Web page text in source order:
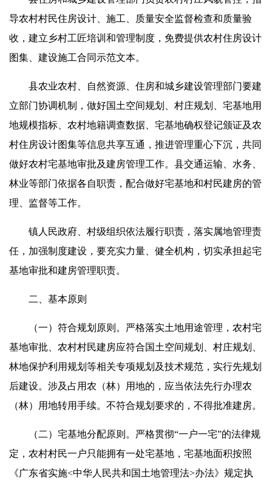
导农村村民住房设计、施工、质量安全监督检查和质量验
收，建立乡村工匠培训和管理制度，免费提供农村住房设计
图集、建设施工合同示范文本。
县农业农村、自然资源、住房和城乡建设管理部门要建
立部门协调机制，做好国土空间规划、村庄规划、宅基地用
地规模指标、农村地籍调查数据、宅基地确权登记颁证及农
村住房设计图集等信息共享互通，推进管理重心下沉，共同
做好农村宅基地审批及建房管理工作。县交通运输、水务、
林业等部门依据各自职责，配合做好宅基地和村民建房的管
理、监督等工作。
镇人民政府、村级组织依法履行职责，落实属地管理责
任，加强制度建设，要充实力量、健全机构，切实承担起宅
基地审批和建房管理职责。
二、基本原则
（一）符合规划原则。严格落实土地用途管理，农村宅
基地审批、农村村民建房应符合国土空间规划、村庄规划、
林地保护利用规划等相关专项规划及技术规范，实行先规划
后建设。涉及占用农（林）用地的，应当依法先行办理农
（林）用地转用手续。不符合规划要求的，不得批准建房。
（二）宅基地分配原则。严格贯彻“一户一宅”的法律规
定，农村村民一户只能拥有一处宅基地，宅基地面积按照
《广东省实施<中华人民共和国土地管理法>办法》规定执